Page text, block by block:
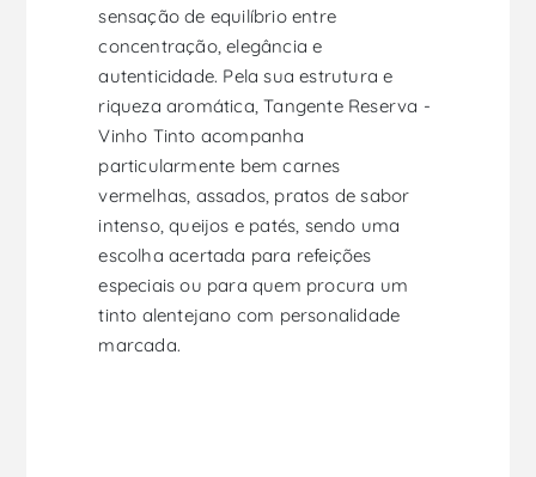
sensação de equilíbrio entre
concentração, elegância e
autenticidade. Pela sua estrutura e
riqueza aromática, Tangente Reserva -
Vinho Tinto acompanha
particularmente bem carnes
vermelhas, assados, pratos de sabor
intenso, queijos e patés, sendo uma
escolha acertada para refeições
especiais ou para quem procura um
tinto alentejano com personalidade
marcada.